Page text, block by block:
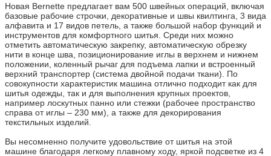
Новая Bernette предлагает вам 500 швейных операций, включая
базовые рабочие строчки, декоративные и швы квилтинга, 3 вида
алфавита и 17 видов петель, а также большой набор функций и
инструментов для комфортного шитья. Среди них можно
отметить автоматическую закрепку, автоматическую обрезку
нити в конце шва, позиционирование иглы в верхнем и нижнем
положении, коленный рычаг для подъема лапки и встроенный
верхний транспортер (система двойной подачи ткани). По
совокупности характеристик машина отлично подходит как для
шитья одежды, так и для выполнения крупных проектов,
например лоскутных панно или стежки (рабочее пространство
справа от иглы – 230 мм), а также для декорирования
текстильных изделий.
Вы несомненно получите удовольствие от шитья на этой
машине благодаря легкому плавному ходу, яркой подсветке из 4